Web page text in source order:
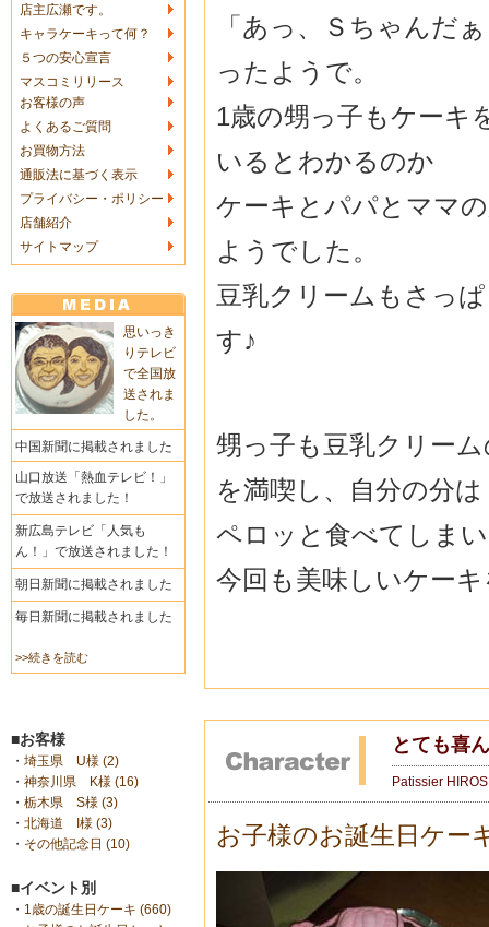
店主広瀬です。
キャラケーキって何？
５つの安心宣言
マスコミリリース
お客様の声
よくあるご質問
お買物方法
通販法に基づく表示
プライバシー・ポリシー
店舗紹介
サイトマップ
思いっき
りテレビ
で全国放
送されま
した。
中国新聞に掲載されました
山口放送「熱血テレビ！」
で放送されました！
新広島テレビ「人気も
ん！」で放送されました！
朝日新聞に掲載されました
毎日新聞に掲載されました
>>続きを読む
■お客様
・ 埼玉県 U様 (2)
・ 神奈川県 K様 (16)
・ 栃木県 S様 (3)
・ 北海道 I様 (3)
・ その他記念日 (10)
■イベント別
・ 1歳の誕生日ケーキ (660)
「あっ、Ｓちゃんだ
ったようで。
1歳の甥っ子もケーキ
いるとわかるのか
ケーキとパパとママ
ようでした。
豆乳クリームもさっ
す♪
甥っ子も豆乳クリー
を満喫し、自分の分は
ペロッと食べてしま
今回も美味しいケー
とても喜
Patissier
お子様のお誕生日ケー